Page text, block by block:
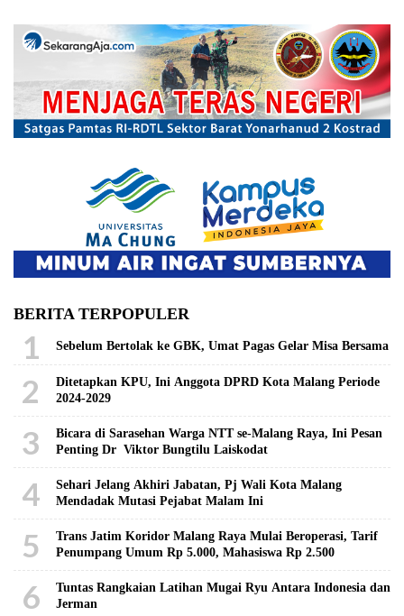
BERITA TERPOPULER
1 Sebelum Bertolak ke GBK, Umat Pagas Gelar Misa Bersama
2
Ditetapkan KPU, Ini Anggota DPRD Kota Malang Periode
2024-2029
3
Bicara di Sarasehan Warga NTT se-Malang Raya, Ini Pesan
Penting Dr Viktor Bungtilu Laiskodat
4
Sehari Jelang Akhiri Jabatan, Pj Wali Kota Malang
Mendadak Mutasi Pejabat Malam Ini
5
Trans Jatim Koridor Malang Raya Mulai Beroperasi, Tarif
Penumpang Umum Rp 5.000, Mahasiswa Rp 2.500
6
Tuntas Rangkaian Latihan Mugai Ryu Antara Indonesia dan
Jerman